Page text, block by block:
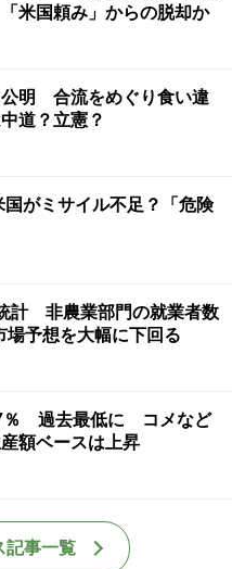
米国頼み」からの脱却か
公明 合流をめぐり食い違
道？立憲？
国がミサイル不足？「危険
計 非農業部門の就業者数
予想を大幅に下回る
％ 過去最低に コメなど
額ベースは上昇
記事一覧